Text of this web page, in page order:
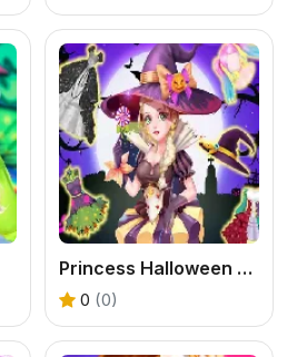
Princess Halloween Boutique
0 (0)